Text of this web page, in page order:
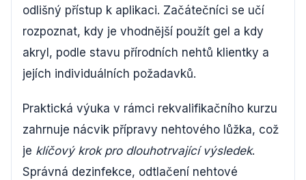
odlišný přístup k aplikaci. Začátečníci se učí
rozpoznat, kdy je vhodnější použít gel a kdy
akryl, podle stavu přírodních nehtů klientky a
jejích individuálních požadavků.
Praktická výuka v rámci rekvalifikačního kurzu
zahrnuje nácvik přípravy nehtového lůžka, což
je klíčový krok pro dlouhotrvající výsledek.
Správná dezinfekce, odtlačení nehtové